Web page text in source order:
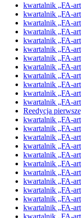
kwartalnik „FA-
kwartalnik „FA-
kwartalnik „FA-
kwartalnik „FA-
kwartalnik „FA-
kwartalnik „FA-
kwartalnik „FA-
kwartalnik „FA-
kwartalnik „FA-
kwartalnik „FA-
kwartalnik „FA-
kwartalnik „FA-
Reedycja
kwartalnik „FA-
kwartalnik „FA-
kwartalnik „FA-
kwartalnik „FA-
kwartalnik „FA-
kwartalnik „FA-
kwartalnik „FA-
kwartalnik „FA-
kwartalnik „FA-
kwartalnik „FA-
kwartalnik „FA-
kwartalnik „FA-